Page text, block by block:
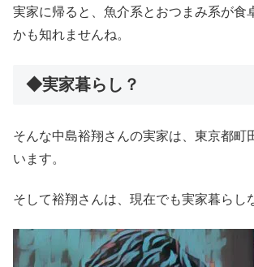
実家に帰ると、魚介系とおつまみ系が食
かも知れませんね。
◆実家暮らし？
そんな中島裕翔さんの実家は、東京都町
います。
そして裕翔さんは、現在でも実家暮らし